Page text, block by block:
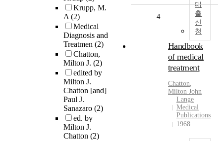
Krupp, M.
A(2)
Medical
Diagnosis and
Treatmen (2)
Chatton,
Milton J. (2)
edited by
Milton J.
Chatton [and]
Paul J.
Sanazaro (2)
ed. by
Milton J.
Chatton (2)
대
출
신
청
4
Handbook
of medical
treatment
Chatton,
Milton John
Lange
Medical
Publications
1968